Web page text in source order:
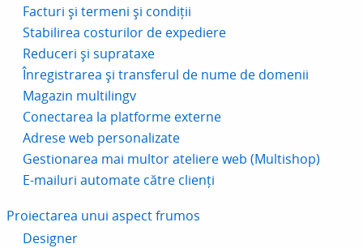
Facturi și termeni și condiții
Stabilirea costurilor de expediere
Reduceri și suprataxe
Înregistrarea și transferul de nume de domenii
Magazin multilingv
Conectarea la platforme externe
Adrese web personalizate
Gestionarea mai multor ateliere web (Multishop)
E-mailuri automate către clienți
Proiectarea unui aspect frumos
Designer